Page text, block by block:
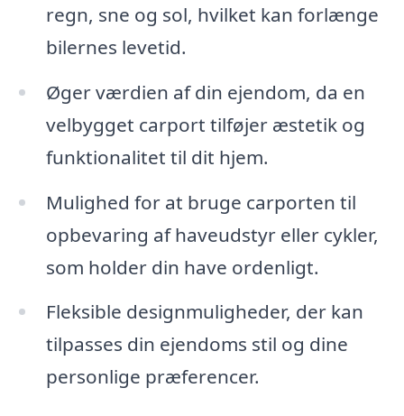
regn, sne og sol, hvilket kan forlænge
bilernes levetid.
Øger værdien af din ejendom, da en
velbygget carport tilføjer æstetik og
funktionalitet til dit hjem.
Mulighed for at bruge carporten til
opbevaring af haveudstyr eller cykler,
som holder din have ordenligt.
Fleksible designmuligheder, der kan
tilpasses din ejendoms stil og dine
personlige præferencer.